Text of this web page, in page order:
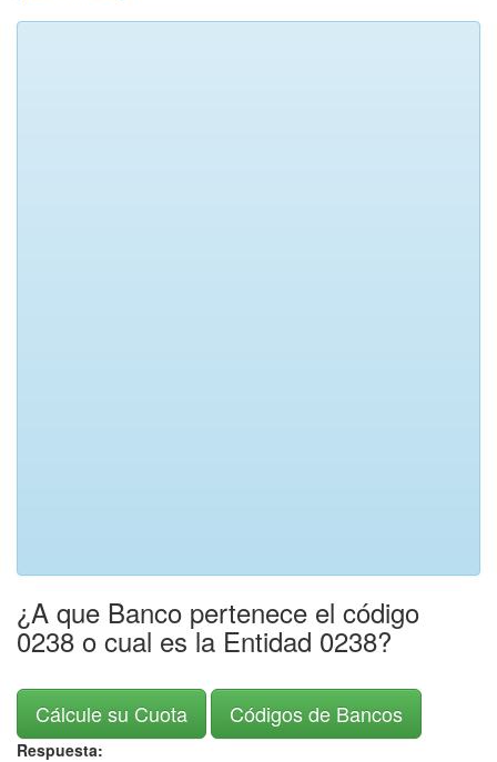
¿A que Banco pertenece el código
0238 o cual es la Entidad 0238?
Cálcule su Cuota Códigos de Bancos
Respuesta: